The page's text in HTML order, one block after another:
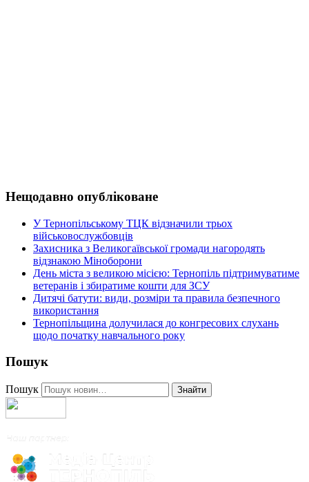
Нещодавно опубліковане
У Тернопільському ТЦК відзначили трьох
військовослужбовців
Захисника з Великогаївської громади нагородять
відзнакою Міноборони
День міста з великою місією: Тернопіль підтримуватиме
ветеранів і збиратиме кошти для ЗСУ
Дитячі батути: види, розміри та правила безпечного
використання
Тернопільщина долучилася до конгресових слухань
щодо початку навчального року
Пошук
Пошук Знайти